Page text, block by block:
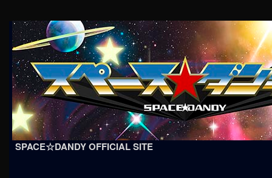
SPACE☆DANDY OFFICIAL SITE